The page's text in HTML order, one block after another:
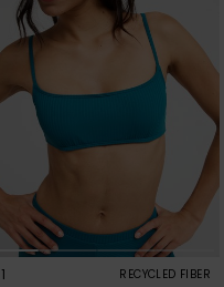
1 RECYCLED FIBER